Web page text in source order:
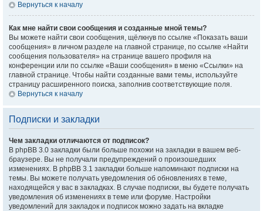
Вернуться к началу
Как мне найти свои сообщения и созданные мной темы?
Вы можете найти свои сообщения, щёлкнув по ссылке «Показать ваши
сообщения» в личном разделе на главной странице, по ссылке «Найти
сообщения пользователя» на странице вашего профиля на
конференции или по ссылке «Ваши сообщения» в меню «Ссылки» на
главной странице. Чтобы найти созданные вами темы, используйте
страницу расширенного поиска, заполнив соответствующие поля.
Вернуться к началу
Подписки и закладки
Чем закладки отличаются от подписок?
В phpBB 3.0 закладки были больше похожи на закладки в вашем веб-
браузере. Вы не получали предупреждений о произошедших
изменениях. В phpBB 3.1 закладки больше напоминают подписки на
темы. Вы можете получать уведомления об обновлениях в теме,
находящейся у вас в закладках. В случае подписки, вы будете получать
уведомления об изменениях в теме или форуме. Настройки
уведомлений для закладок и подписок можно задать на вкладке